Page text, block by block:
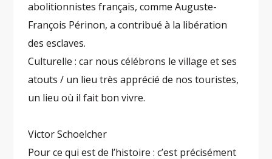
abolitionnistes français, comme Auguste-
François Périnon, a contribué à la libération
des esclaves.
Culturelle : car nous célébrons le village et ses
atouts / un lieu très apprécié de nos touristes,
un lieu où il fait bon vivre.
Victor Schoelcher
Pour ce qui est de l’histoire : c’est précisément